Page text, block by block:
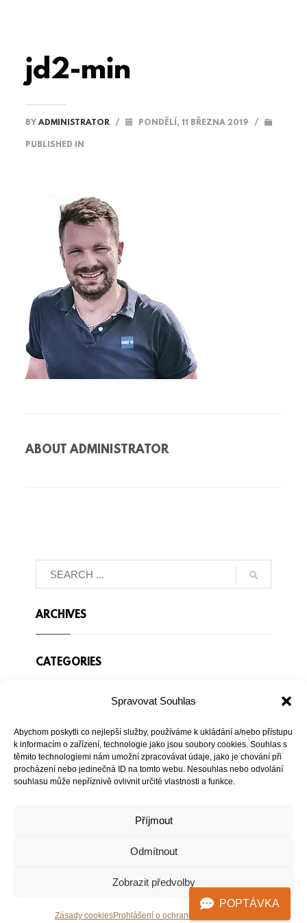
Spravovat Souhlas
Abychom poskytli co nejlepší služby, používáme k ukládání a/nebo přístupu
k informacím o zařízení, technologie jako jsou soubory cookies. Souhlas s
těmito technologiemi nám umožní zpracovávat údaje, jako je chování při
procházení nebo jedinečná ID na tomto webu. Nesouhlas nebo odvolání
souhlasu může nepříznivě ovlivnit určité vlastnosti a funkce.
Příjmout
Odmítnout
Zobrazit předvolby
Zásady cookiesProhlášení o ochraně osobních údajů
jd2-min
BYADMINISTRATOR / PONDĚLÍ, 11 BŘEZNA 2019 /
PUBLISHED IN
ABOUTADMINISTRATOR
ARCHIVES
CATEGORIES
ZÁKLADNÍ INFORMACE
Přihlásit se
Zdroj kanálů (příspěvky)
POPTÁVKA